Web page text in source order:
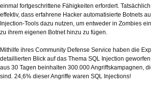
einmal fortgeschrittene Fähigkeiten erfordert.
effektiv, dass erfahrene Hacker automatisierte Botnets
Injection-Tools dazu nutzen, um entweder in Zombies
zu ihrem eigenen Botnet hinzu zu fügen.
Mithilfe ihres Community Defense Service haben die
detaillierten Blick auf das Thema SQL Injection
aus 30 Tagen beinhalten 300.000 Angriffskampagnen,
sind. 24,6% dieser Angriffe waren SQL Injections!